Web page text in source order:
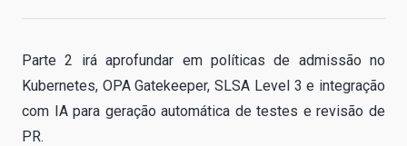
Parte 2 irá aprofundar em políticas de admissão no
Kubernetes, OPA Gatekeeper, SLSA Level 3 e integração
com IA para geração automática de testes e revisão de
PR.